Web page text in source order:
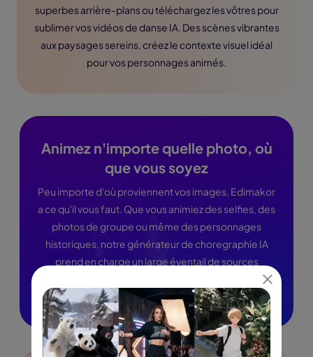
superbes arrière-plans ou téléchargez les vôtres pour
sublimer vos vidéos de danse IA. Des scènes vibrantes
aux paysages sereins, créez le contexte visuel idéal
pour vos personnages animés.
Animez n'importe quelle photo, où
que vous soyez
Peu importe d'où proviennent vos images, Edimakor
a ce qu'il vous faut. Que vous animiez des selfies, des
photos de groupe ou même des personnages
historiques, notre générateur de choregraphie IA
prend en charge un large éventail de sources
photographiques, vous offrant ainsi des possibilités
créatives infinies.